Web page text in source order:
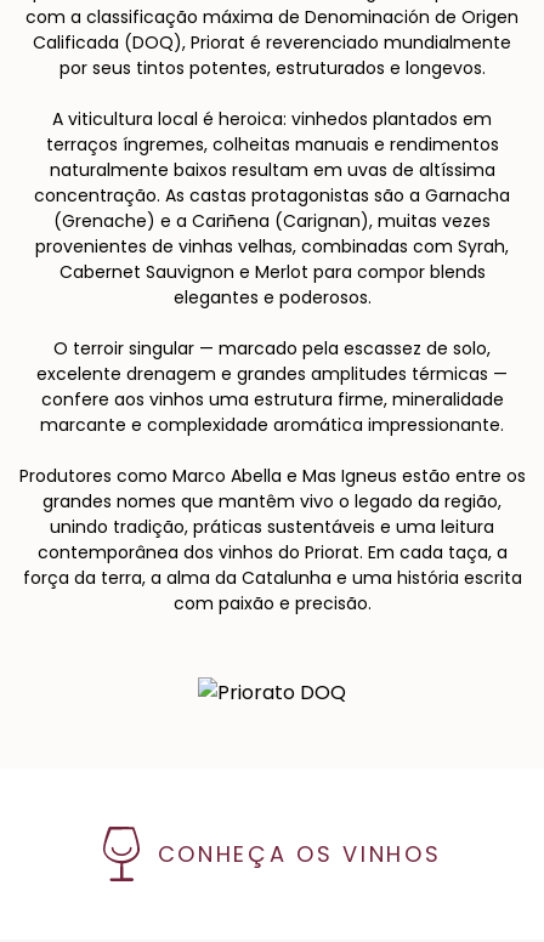
com a classificação máxima de Denominación de Origen
Calificada (DOQ), Priorat é reverenciado mundialmente
por seus tintos potentes, estruturados e longevos.
A viticultura local é heroica: vinhedos plantados em
terraços íngremes, colheitas manuais e rendimentos
naturalmente baixos resultam em uvas de altíssima
concentração. As castas protagonistas são a Garnacha
(Grenache) e a Cariñena (Carignan), muitas vezes
provenientes de vinhas velhas, combinadas com Syrah,
Cabernet Sauvignon e Merlot para compor blends
elegantes e poderosos.
O terroir singular — marcado pela escassez de solo,
excelente drenagem e grandes amplitudes térmicas —
confere aos vinhos uma estrutura firme, mineralidade
marcante e complexidade aromática impressionante.
Produtores como Marco Abella e Mas Igneus estão entre os
grandes nomes que mantêm vivo o legado da região,
unindo tradição, práticas sustentáveis e uma leitura
contemporânea dos vinhos do Priorat. Em cada taça, a
força da terra, a alma da Catalunha e uma história escrita
com paixão e precisão.
CONHEÇA OS VINHOS